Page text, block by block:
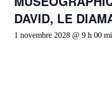
DAVID, LE
1 novembre 2028 @ 9 h 00